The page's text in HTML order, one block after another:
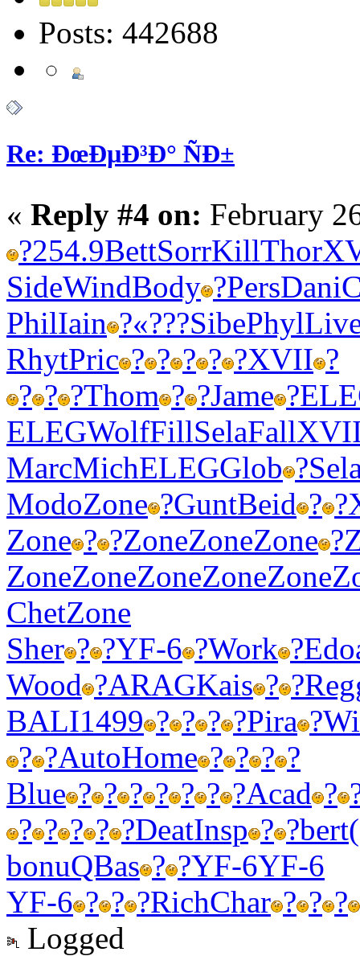
Posts: 442688
Re: ÐœÐµÐ³Ð° ÑÐ±
« Reply #4 on: February
?254.9BettSorrKillThor
SideWindBody ?PersDani
PhilIain ?«???SibePhyl
RhytPric ? ? ? ? ?XVII ?
? ? ?Thom ? ?Jame ?
ELEGWolfFillSelaFall
MarcMichELEGGlob ?
ModoZone ?GuntBeid ? ?
Zone ? ?ZoneZoneZone ?
ZoneZoneZoneZoneZone
ChetZone
Sher ? ?YF-6 ?Work ?
Wood ?ARAGKais ? ?
BALI1499 ? ? ? ?Pira ?
? ?AutoHome ? ? ? ?
Blue ? ? ? ? ? ? ?Acad ?
? ? ? ? ?DeatInsp ? ?bert
bonuQBas ? ?YF-6YF-6
YF-6 ? ? ?RichChar ? ? ?
Logged